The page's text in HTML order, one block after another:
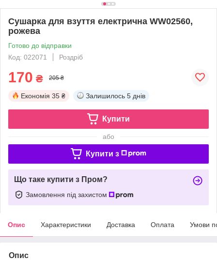
Сушарка для взуття електрична WW02560,
рожева
Готово до відправки
Код: 022071
Роздріб
170 ₴ 205 ₴
Економія 35 ₴ Залишилось 5 днів
Купити
або
Купити з
Що таке купити з Пром?
Замовлення під захистом
Опис Характеристики Доставка Оплата Умови
Опис